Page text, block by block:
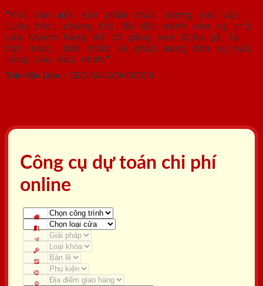
"Khi bán một sản phẩm chất lượng với vật
liệu tốt, chúng tôi đã đặt mình vào vị trí
của Khách hàng để cố gắng xem điều gì là
tốt nhất, bền nhất và phải mang đến sự hài
lòng lâu dài nhất"
Trần Văn Lãm / CEO SAIGONDOOR
Công cụ dự toán chi phí
online